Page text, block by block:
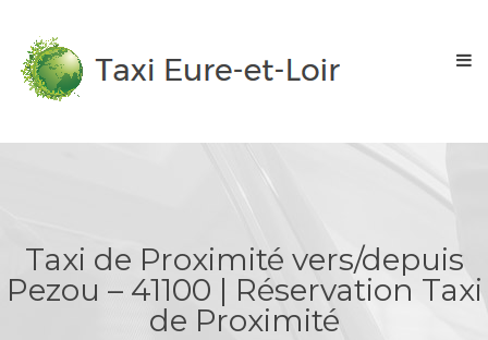
Taxi de Proximité vers/depuis
Pezou – 41100 | Réservation Taxi
de Proximité